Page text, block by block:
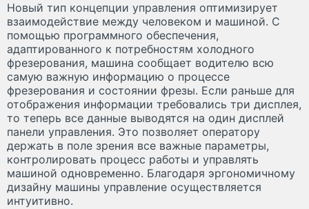
Новый тип концепции управления оптимизирует
взаимодействие между человеком и машиной. С
помощью программного обеспечения,
адаптированного к потребностям холодного
фрезерования, машина сообщает водителю всю
самую важную информацию о процессе
фрезерования и состоянии фрезы. Если раньше для
отображения информации требовались три дисплея,
то теперь все данные выводятся на один дисплей
панели управления. Это позволяет оператору
держать в поле зрения все важные параметры,
контролировать процесс работы и управлять
машиной одновременно. Благодаря эргономичному
дизайну машины управление осуществляется
интуитивно.